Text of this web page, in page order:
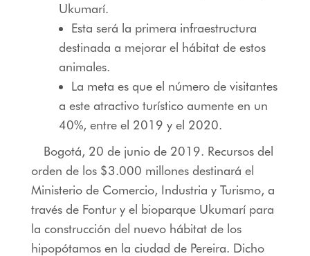
Ukumarí.
Esta será la primera infraestructura
destinada a mejorar el hábitat de estos
animales.
La meta es que el número de visitantes
a este atractivo turístico aumente en un
40%, entre el 2019 y el 2020.
Bogotá, 20 de junio de 2019. Recursos del
orden de los $3.000 millones destinará el
Ministerio de Comercio, Industria y Turismo, a
través de Fontur y el bioparque Ukumarí para
la construcción del nuevo hábitat de los
hipopótamos en la ciudad de Pereira. Dicho